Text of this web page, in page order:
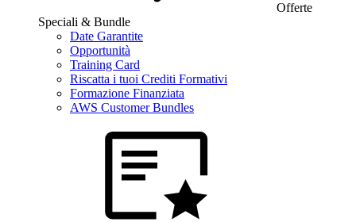
Offerte
Speciali & Bundle
Date Garantite
Opportunità
Training Card
Riscatta i tuoi Crediti Formativi
Formazione Finanziata
AWS Customer Bundles